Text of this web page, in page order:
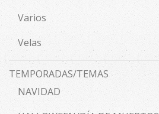
Varios
Velas
TEMPORADAS/TEMAS
NAVIDAD